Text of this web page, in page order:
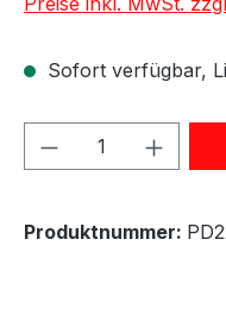
Sofort verfügbar,
Produkt
Produktnummer: